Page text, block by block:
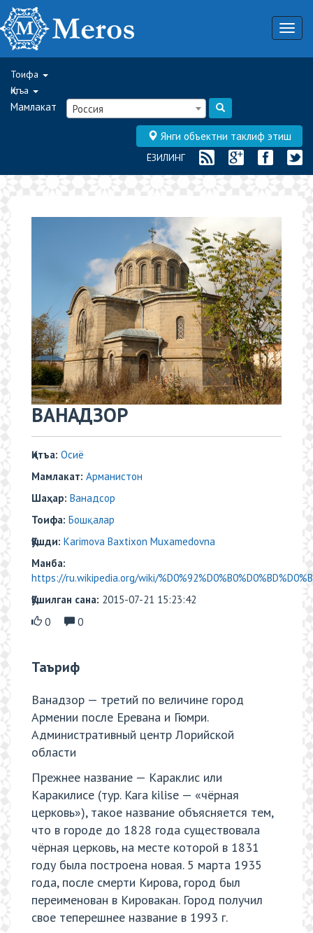
Тоифа
Қитъа
Мамлакат Россия
Янги объектни таклиф этиш
ЁЗИЛИНГ
ВАНАДЗОР
Қитъа: Осиё
Мамлакат: Арманистон
Шаҳар: Ванадсор
Тоифа: Бошқалар
Қўшди: Karimova Baxtixon Muxamedovna
Манба:
https://ru.wikipedia.org/wiki/
Қўшилган сана: 2015-07-21 15:23:42
0
0
Таъриф
Ванадзор — третий по величине город
Армении после Еревана и Гюмри.
Административный центр Лорийской
области
Прежнее название — Караклис или
Каракилисе (тур. Kara kilise — «чёрная
церковь»), такое название объясняется тем,
что в городе до 1828 года существовала
чёрная церковь, на месте которой в 1831
году была построена новая. 5 марта 1935
года, после смерти Кирова, город был
переименован в Кировакан. Город получил
свое теперешнее название в 1993 г.